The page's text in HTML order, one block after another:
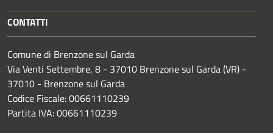
CONTATTI
Comune di Brenzone sul Garda
Via Venti Settembre, 8 - 37010 Brenzone sul Garda (VR) -
37010 - Brenzone sul Garda
Codice Fiscale: 00661110239
Partita IVA: 00661110239